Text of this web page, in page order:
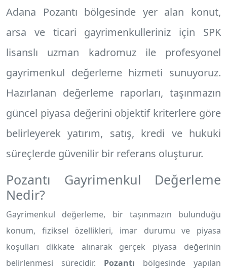
Adana Pozantı bölgesinde yer alan konut,
arsa ve ticari gayrimenkulleriniz için SPK
lisanslı uzman kadromuz ile profesyonel
gayrimenkul değerleme hizmeti sunuyoruz.
Hazırlanan değerleme raporları, taşınmazın
güncel piyasa değerini objektif kriterlere göre
belirleyerek yatırım, satış, kredi ve hukuki
süreçlerde güvenilir bir referans oluşturur.
Pozantı Gayrimenkul Değerleme
Nedir?
Gayrimenkul değerleme, bir taşınmazın bulunduğu
konum, fiziksel özellikleri, imar durumu ve piyasa
koşulları dikkate alınarak gerçek piyasa değerinin
belirlenmesi sürecidir. Pozantı bölgesinde yapılan